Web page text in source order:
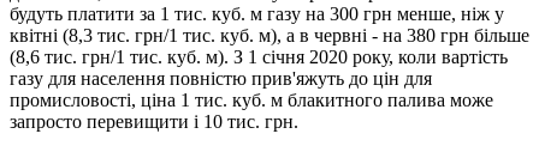
будуть платити за 1 тис. куб. м газу на 300 грн менше, ніж у
квітні (8,3 тис. грн/1 тис. куб. м), а в червні - на 380 грн більше
(8,6 тис. грн/1 тис. куб. м). З 1 січня 2020 року, коли вартість
газу для населення повністю прив'яжуть до цін для
промисловості, ціна 1 тис. куб. м блакитного палива може
запросто перевищити і 10 тис. грн.